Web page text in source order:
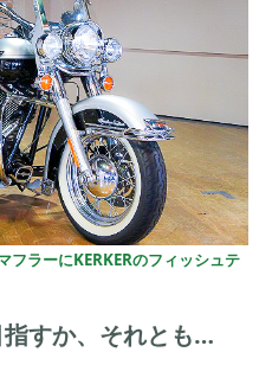
フラーにKERKERのフィッシュテ
すか、それとも…